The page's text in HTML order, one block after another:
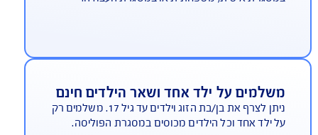
רחב של כיסויים והרחבות בהתאמה
אחד יש סגנון חיים שלו, עם סיכונים האופייניים
לאורח החיים ולמקצוע שלו. ל-AIG יש פתרון לכל אחד -
אישית, משפחתית או במסגרת העבודה.